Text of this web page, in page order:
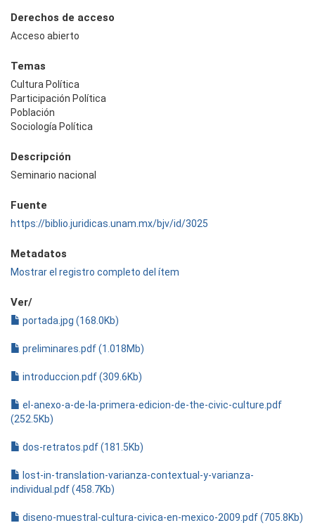
Derechos de acceso
Acceso abierto
Temas
Cultura Política
Participación Política
Población
Sociología Política
Descripción
Seminario nacional
Fuente
https://biblio.juridicas.unam.mx/bjv/id/3025
Metadatos
Mostrar el registro completo del ítem
Ver/
portada.jpg (168.0Kb)
preliminares.pdf (1.018Mb)
introduccion.pdf (309.6Kb)
el-anexo-a-de-la-primera-edicion-de-the-civic-culture.pdf
(252.5Kb)
dos-retratos.pdf (181.5Kb)
lost-in-translation-varianza-contextual-y-varianza-
individual.pdf (458.7Kb)
diseno-muestral-cultura-civica-en-mexico-2009.pdf (705.8Kb)